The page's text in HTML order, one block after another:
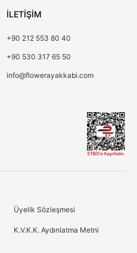
İLETİŞİM
+90 212 553 80 40
+90 530 317 65 50
info@flowerayakkabi.com
Üyelik Sözleşmesi
K.V.K.K. Aydınlatma Metni
fazla bilgi için